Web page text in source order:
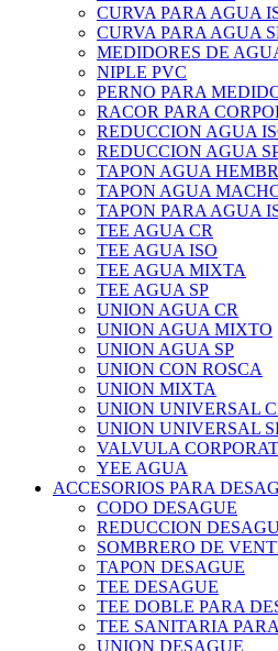
CURVA PARA AGUA
CURVA PARA AGUA
MEDIDORES DE
NIPLE PVC
PERNO PARA
RACOR PARA
REDUCCION AGUA
REDUCCION AGUA
TAPON AGUA
TAPON AGUA
TAPON PARA AGUA
TEE AGUA CR
TEE AGUA ISO
TEE AGUA MIXTA
TEE AGUA SP
UNION AGUA CR
UNION AGUA MIXTO
UNION AGUA SP
UNION CON ROSCA
UNION MIXTA
UNION UNIVERSAL
UNION UNIVERSAL
VALVULA
YEE AGUA
ACCESORIOS PARA
CODO DESAGUE
REDUCCION
SOMBRERO DE
TAPON DESAGUE
TEE DESAGUE
TEE DOBLE PARA
TEE SANITARIA
UNION DESAGUE